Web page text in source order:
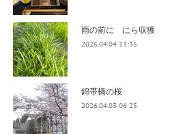
雨の前に にら収獲
2026.04.04 13:35
錦帯橋の桜
2026.04.03 06:25